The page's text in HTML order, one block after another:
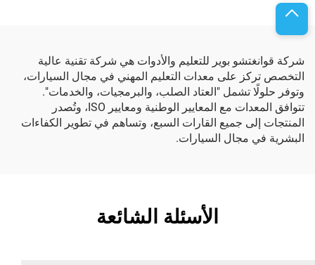
شركة قوانغتشو بوير للتعليم والأدوات هي شركة تقنية عالية
التخصص تركز على معدات التعليم المهني في مجال السيارات،
وتوفر حلولًا تشمل "العتاد الصلب، والبرمجيات، والخدمات".
تتوافق المعدات مع المعايير الوطنية ومعايير ISO، وتُصدر
المنتجات إلى جميع القارات السبع، وتساهم في تطوير الكفاءات
البشرية في مجال السيارات.
الأسئلة الشائعة